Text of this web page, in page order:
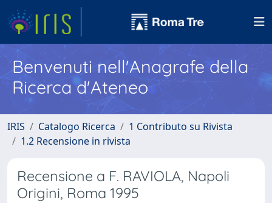
Benvenuti nell'Anagrafe della
Ricerca d'Ateneo
IRIS Catalogo Ricerca
1 Contributo su Rivista
1.2 Recensione in rivista
Recensione a F. RAVIOLA, Napoli
Origini, Roma 1995